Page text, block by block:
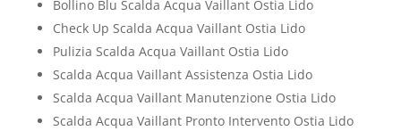
Bollino Blu Scalda Acqua Vaillant Ostia Lido
Check Up Scalda Acqua Vaillant Ostia Lido
Pulizia Scalda Acqua Vaillant Ostia Lido
Scalda Acqua Vaillant Assistenza Ostia Lido
Scalda Acqua Vaillant Manutenzione Ostia Lido
Scalda Acqua Vaillant Pronto Intervento Ostia Lido